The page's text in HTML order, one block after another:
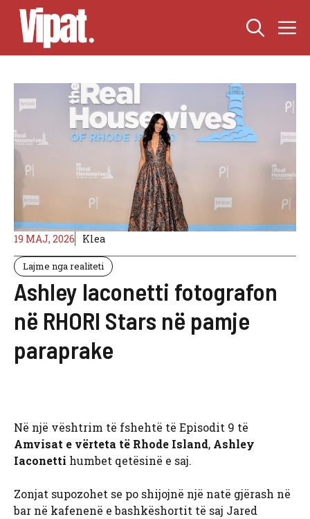
Skip
content
19 MAJ, 2026 Klea
Lajme nga realiteti
Ashley Iaconetti fotografon
në RHORI Stars në pamje
paraprake
Në një vështrim të fshehtë të Episodit 9 të
Amvisat e vërteta të Rhode Island, Ashley
Iaconetti humbet qetësinë e saj.
Zonjat supozohet se po shijojnë një natë gjërash në
bar në kafenenë e bashkëshortit të saj Jared